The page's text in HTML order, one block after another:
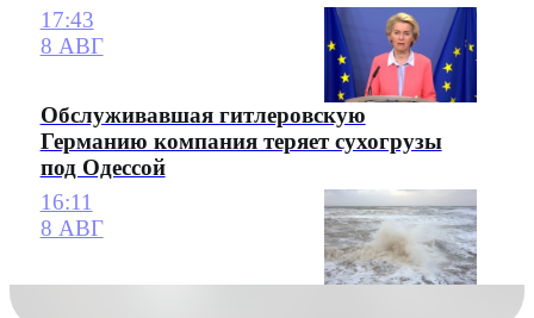
17:43
8 АВГ
Обслуживавшая гитлеровскую
Германию компания теряет сухогрузы
под Одессой
16:11
8 АВГ